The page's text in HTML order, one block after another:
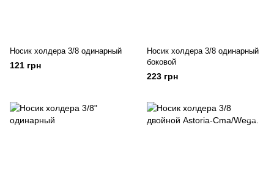
Носик холдера 3/8 одинарный
121 грн
Носик холдера 3/8 одинарный
боковой
223 грн